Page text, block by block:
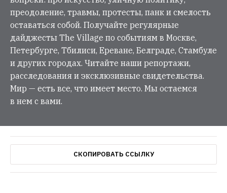
преодоление, травмы, протесты, панк и смелость
оставаться собой. Получайте регулярные
дайджесты The Village по событиям в Москве,
Петербурге, Тбилиси, Ереване, Белграде, Стамбуле
и других городах. Читайте наши репортажи,
расследования и эксклюзивные свидетельства.
Мир — есть все, что имеет место. Мы остаемся
в нем с вами.
СКОПИРОВАТЬ ССЫЛКУ